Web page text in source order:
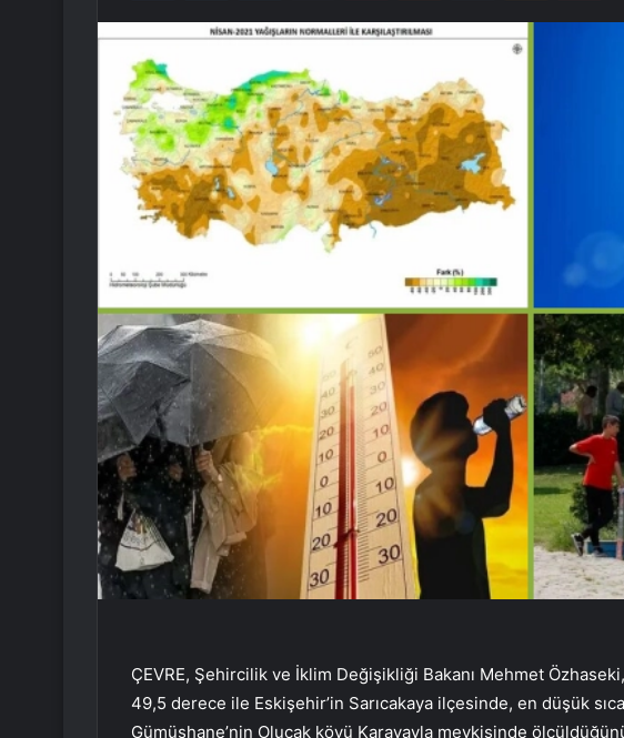
ÇEVRE, Şehircilik ve İklim Değişikliği Bakanı Mehmet Özhaseki,
49,5 derece ile Eskişehir’in Sarıcakaya ilçesinde, en düşük
Gümüşhane’nin Olucak köyü Karayayla mevkisinde